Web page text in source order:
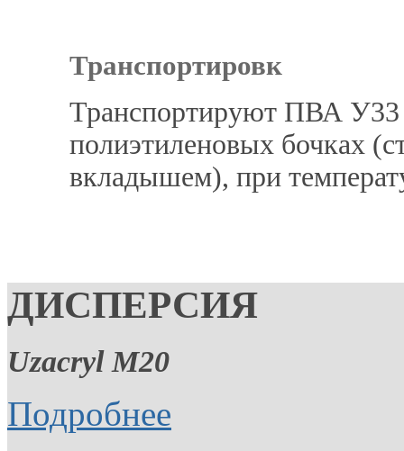
Транспортировк
Транспортируют ПВА У33
полиэтиленовых бочках
вкладышем), при
ДИСПЕРСИЯ
Uzacryl M20
Подробнее